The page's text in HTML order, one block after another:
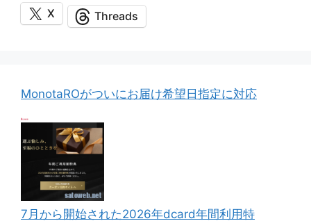
X Threads
MonotaROがついにお届け希望日指定に対応
7月から開始された2026年dcard年間利用特